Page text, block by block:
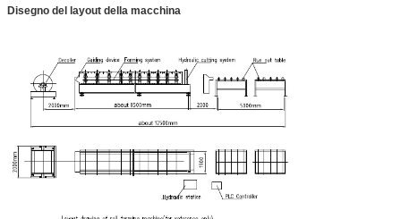
Disegno del layout della macchina